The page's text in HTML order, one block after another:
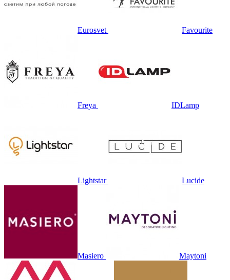
Eurosvet Favourite
Freya IDLamp
Lightstar Lucide
Masiero Maytoni